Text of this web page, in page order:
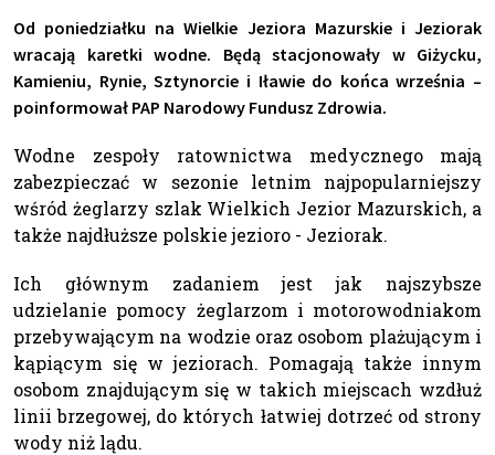
Od poniedziałku na Wielkie Jeziora Mazurskie i Jeziorak
wracają karetki wodne. Będą stacjonowały w Giżycku,
Kamieniu, Rynie, Sztynorcie i Iławie do końca września –
poinformował PAP Narodowy Fundusz Zdrowia.
Wodne zespoły ratownictwa medycznego mają
zabezpieczać w sezonie letnim najpopularniejszy
wśród żeglarzy szlak Wielkich Jezior Mazurskich, a
także najdłuższe polskie jezioro - Jeziorak.
Ich głównym zadaniem jest jak najszybsze
udzielanie pomocy żeglarzom i motorowodniakom
przebywającym na wodzie oraz osobom plażującym i
kąpiącym się w jeziorach. Pomagają także innym
osobom znajdującym się w takich miejscach wzdłuż
linii brzegowej, do których łatwiej dotrzeć od strony
wody niż lądu.